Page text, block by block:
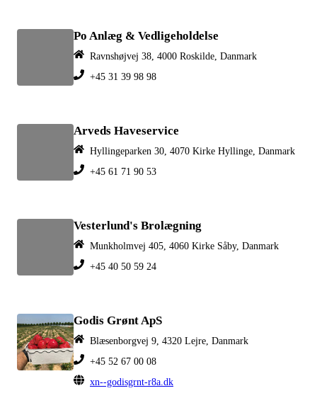
Po Anlæg & Vedligeholdelse
Ravnshøjvej 38, 4000 Roskilde, Danmark
+45 31 39 98 98
Arveds Haveservice
Hyllingeparken 30, 4070 Kirke Hyllinge, Danmark
+45 61 71 90 53
Vesterlund's Brolægning
Munkholmvej 405, 4060 Kirke Såby, Danmark
+45 40 50 59 24
Godis Grønt ApS
Blæsenborgvej 9, 4320 Lejre, Danmark
+45 52 67 00 08
xn--godisgrnt-r8a.dk